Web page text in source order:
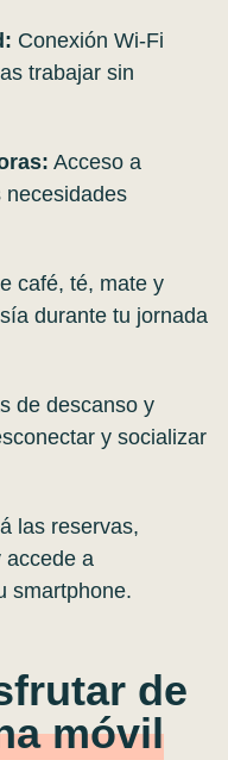
Conexión Wi-Fi
trabajar sin
Acceso a
necesidades
café, té, mate y
durante tu jornada
de descanso y
y socializar
las reservas,
accede a
smartphone.
de
móvil